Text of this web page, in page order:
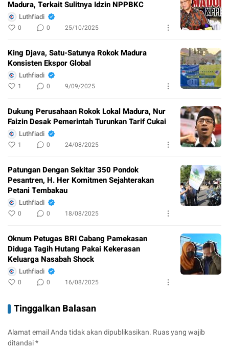
Madura, Terkait Sulitnya Idzin NPPBKC
Luthfiadi
0 0 25/10/2025
King Djava, Satu-Satunya Rokok Madura
Konsisten Ekspor Global
Luthfiadi
1 0 9/09/2025
Dukung Perusahaan Rokok Lokal Madura, Nur
Faizin Desak Pemerintah Turunkan Tarif Cukai
Luthfiadi
1 0 24/08/2025
Patungan Dengan Sekitar 350 Pondok
Pesantren, H. Her Komitmen Sejahterakan
Petani Tembakau
Luthfiadi
0 0 18/08/2025
Oknum Petugas BRI Cabang Pamekasan
Diduga Tagih Hutang Pakai Kekerasan
Keluarga Nasabah Shock
Luthfiadi
0 0 16/08/2025
Tinggalkan Balasan
Alamat email Anda tidak akan dipublikasikan. Ruas yang wajib
ditandai*